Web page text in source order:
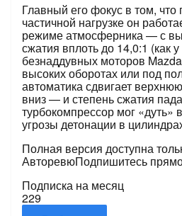
Главный его фокус в том, что
частичной нагрузке он
режиме атмосферника — с
сжатия вплоть до 14,0:1 (как
безнаддувных моторов
высоких оборотах или под
автоматика сдвигает
вниз — и степень сжатия
турбокомпрессор мог «дуть»
угрозы детонации в
Полная версия доступна
АвторевюПодпишитесь
Подписка на месяц
229